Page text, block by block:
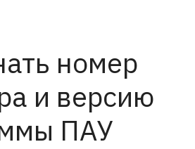
номер
и версию
ПАУ